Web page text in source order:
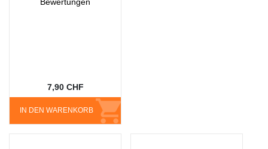
IN DEN WARENKORB
7,90 CHF